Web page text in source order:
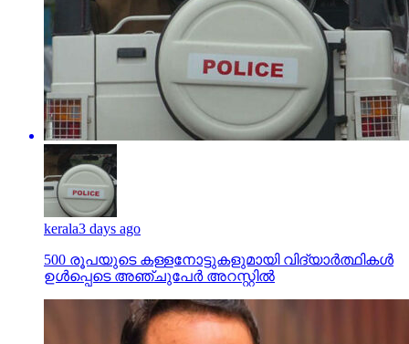
kerala3 days ago
500 രൂപയുടെ കള്ളനോട്ടുകളുമായി വിദ്യാര്‍ത്ഥികള്‍
ഉള്‍പ്പെടെ അഞ്ചുപേര്‍ അറസ്റ്റില്‍